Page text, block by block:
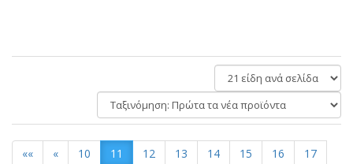
είδη
ανά
σελίδα
Ταξινόμηση:
«« « 10 11 12 13 14 15 16
17